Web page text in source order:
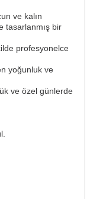
ve kalın
tasarlanmış bir
profesyonelce
yoğunluk ve
ve özel günlerde